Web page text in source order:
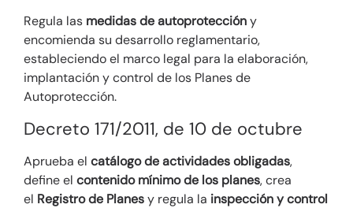
Regula las medidas de autoproteccióny
encomienda su desarrollo reglamentario,
estableciendo el marco legal para la elaboración,
implantación y control de los Planes de
Autoprotección.
Decreto 171/2011, de 10 de octubre
Aprueba el catálogo de actividades obligadas,
define el contenido mínimo de los planes, crea
el Registro de Planesy regula la inspección y control